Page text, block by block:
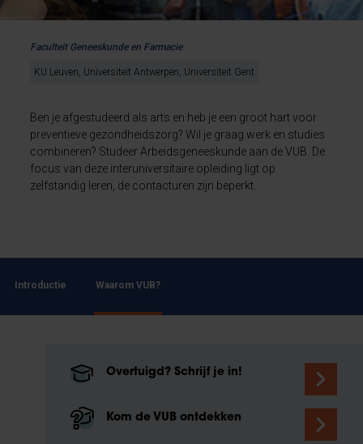
Faculteit Geneeskunde en Farmacie
KU Leuven, Universiteit Antwerpen, Universiteit Gent
Ben je afgestudeerd als arts en heb je een groot hart voor
preventieve gezondheidszorg? Wil je graag werk en studies
combineren? Studeer Arbeidsgeneeskunde aan de VUB. De
focus van deze interuniversitaire opleiding ligt op
zelfstandig leren, de contacturen zijn beperkt.
Introductie Waarom VUB?
Overtuigd? Schrijf je in!
Kom de VUB ontdekken